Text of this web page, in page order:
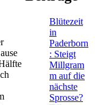
Blütezeit
in
Paderborn
: Steigt
Millgram
m auf die
nächste
Sprosse?